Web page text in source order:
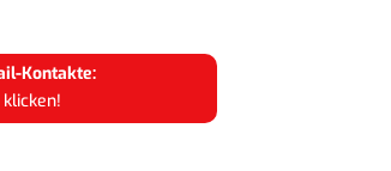
Kontakte: